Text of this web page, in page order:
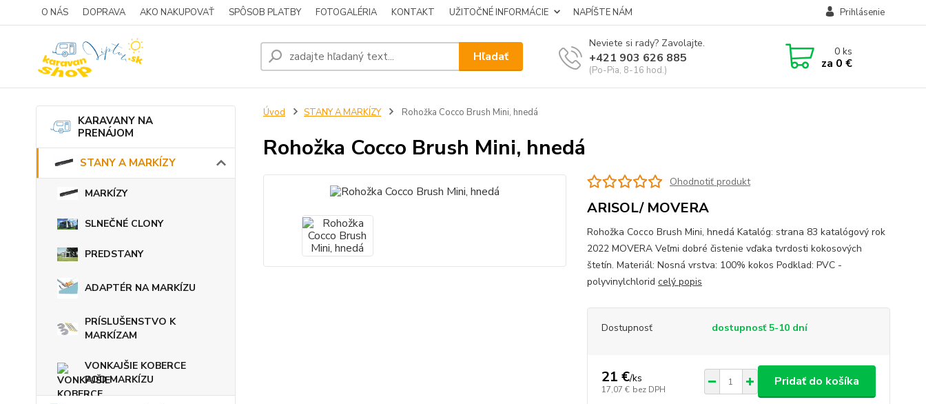
O NÁS DOPRAVA AKO NAKUPOVAŤ SPÔSOB PLATBY FOTOGALÉRIA KONTAKT UŽITOČNÉ INFORMÁCIE NAPÍŠTE NÁM Prihlásenie
Hľadať
Neviete si rady? Zavolajte.
+421 903 626 885
(Po-Pia, 8-16 hod.)
0ks
za 0 €
KARAVANY NA
PRENÁJOM
STANY A MARKÍZY
MARKÍZY
SLNEČNÉ CLONY
PREDSTANY
ADAPTÉR NA MARKÍZU
PRÍSLUŠENSTVO K
MARKÍZAM
VONKAJŠIE KOBERCE
POD MARKÍZU
Úvod STANY A MARKÍZY Rohožka Cocco Brush Mini, hnedá
Rohožka Cocco Brush Mini, hnedá
Ohodnotiť produkt
ARISOL/ MOVERA
Rohožka Cocco Brush Mini, hnedá Katalóg: strana 83 katalógový rok
2022 MOVERA Veľmi dobré čistenie vďaka tvrdosti kokosových
štetín. Materiál: Nosná vrstva: 100% kokos Podklad: PVC -
polyvinylchlorid celý popis
Dostupnosť dostupnosť 5-10 dní
21 €/ks
17,07 € bez DPH
Pridať do košíka